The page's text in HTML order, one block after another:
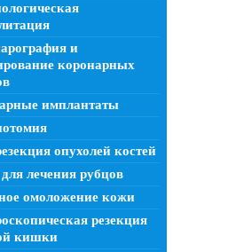
и
коронарных
имплантаты
опухолей костей
лечения рубцов
омоложение кожи
резекция
кишки